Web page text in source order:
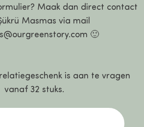
Maak dan direct contact
Masmas via mail
🙂
is aan te vragen
vanaf 32 stuks.